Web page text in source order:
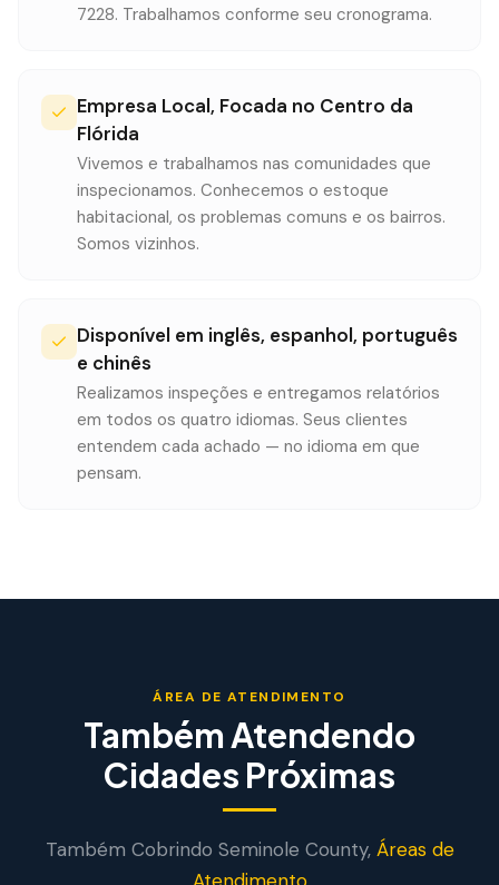
7228. Trabalhamos conforme seu cronograma.
Empresa Local, Focada no Centro da
Flórida
Vivemos e trabalhamos nas comunidades que
inspecionamos. Conhecemos o estoque
habitacional, os problemas comuns e os bairros.
Somos vizinhos.
Disponível em inglês, espanhol, português
e chinês
Realizamos inspeções e entregamos relatórios
em todos os quatro idiomas. Seus clientes
entendem cada achado — no idioma em que
pensam.
ÁREA DE ATENDIMENTO
Também Atendendo
Cidades Próximas
Também Cobrindo Seminole County, Áreas de